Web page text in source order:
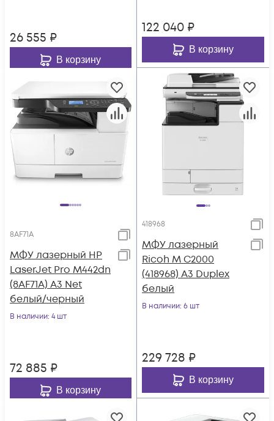
26 555 ₽
В корзину
122 040 ₽
В корзину
8AF71A
МФУ лазерный HP
LaserJet Pro M442dn
(8AF71A) A3 Net
белый/черный
В наличии: 4 шт
72 885 ₽
В корзину
418968
МФУ лазерный
Ricoh M C2000
(418968) A3 Duplex
белый
В наличии: 6 шт
229 728 ₽
В корзину